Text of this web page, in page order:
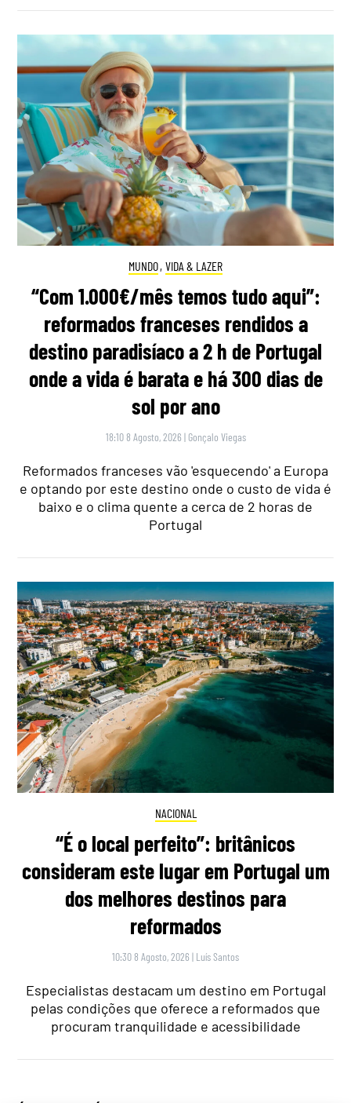
MUNDO, VIDA & LAZER
“Com 1.000€/mês temos tudo aqui”:
reformados franceses rendidos a
destino paradisíaco a 2 h de Portugal
onde a vida é barata e há 300 dias de
sol por ano
18:10 8 Agosto, 2026 | Gonçalo Viegas
Reformados franceses vão 'esquecendo' a Europa
e optando por este destino onde o custo de vida é
baixo e o clima quente a cerca de 2 horas de
Portugal
NACIONAL
“É o local perfeito”: britânicos
consideram este lugar em Portugal um
dos melhores destinos para
reformados
10:30 8 Agosto, 2026 | Luís Santos
Especialistas destacam um destino em Portugal
pelas condições que oferece a reformados que
procuram tranquilidade e acessibilidade